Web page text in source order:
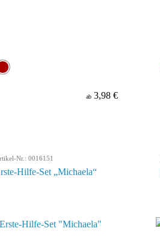
ab 3,98 €
Nr.: 0016151
Hilfe-Set „Michaela“